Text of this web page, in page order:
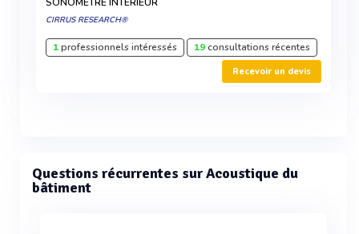
CIRRUS RESEARCH®
1professionnels intéressés 19consultations récentes
Recevoir un devis
Questions récurrentes sur Acoustique du
bâtiment